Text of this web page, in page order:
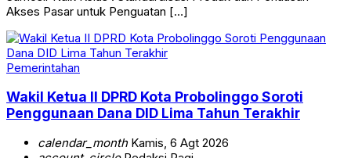
Akses Pasar untuk Penguatan […]
Pemerintahan
Wakil Ketua II DPRD Kota Probolinggo Soroti
Penggunaan Dana DID Lima Tahun Terakhir
calendar_monthKamis, 6 Agt 2026